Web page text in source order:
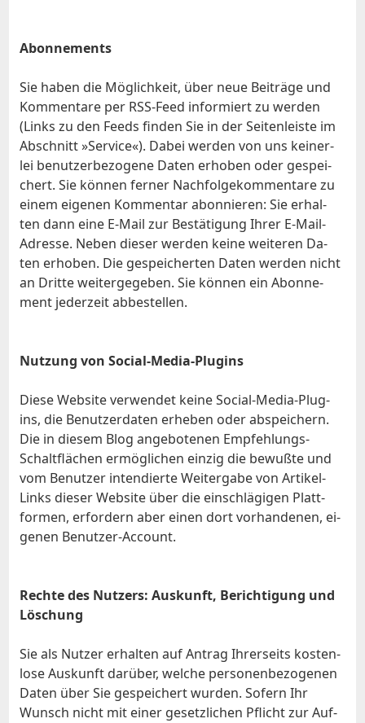
Abon­ne­ments
Sie ha­ben die Mög­lich­keit, über neue Bei­trä­ge und
Kom­men­ta­re per RSS-Feed in­for­miert zu wer­den
(Links zu den Feeds fin­den Sie in der Sei­ten­leis­te im
Ab­schnitt »Ser­vice«). Da­bei wer­den von uns kei­ner­
lei be­nut­zer­be­zo­ge­ne Da­ten er­ho­ben oder ge­spei­
chert. Sie kön­nen fer­ner Nach­fol­ge­kom­men­ta­re zu
ei­nem ei­ge­nen Kom­men­tar abon­nie­ren: Sie er­hal­
ten dann ei­ne E‑Mail zur Be­stä­ti­gung Ih­rer E‑­Mail-
Adres­se. Ne­ben die­ser wer­den kei­ne wei­te­ren Da­
ten er­ho­ben. Die ge­spei­cher­ten Da­ten wer­den nicht
an Drit­te wei­ter­ge­ge­ben. Sie kön­nen ein Abon­ne­
ment je­der­zeit ab­be­stel­len.
Nut­zung von So­cial-Me­dia-Plug­ins
Die­se Web­site ver­wen­det kei­ne So­cial-Me­dia-Plug­
ins, die Be­nut­zer­da­ten er­he­ben oder ab­spei­chern.
Die in die­sem Blog an­ge­bo­te­nen Emp­feh­lungs-
Schalt­flä­chen er­mög­li­chen ein­zig die be­wuß­te und
vom Be­nut­zer in­ten­dier­te Wei­ter­ga­be von Ar­ti­kel-
Links die­ser Web­site über die ein­schlä­gi­gen Platt­
for­men, er­for­dern aber ei­nen dort vor­han­de­nen, ei­
ge­nen Be­nut­zer-Ac­count.
Rech­te des Nut­zers: Aus­kunft, Be­rich­ti­gung und
Lö­schung
Sie als Nut­zer er­hal­ten auf An­trag Ih­rer­seits kos­ten­
lo­se Aus­kunft dar­über, wel­che per­so­nen­be­zo­ge­nen
Da­ten über Sie ge­spei­chert wur­den. So­fern Ihr
Wunsch nicht mit ei­ner ge­setz­li­chen Pflicht zur Auf­